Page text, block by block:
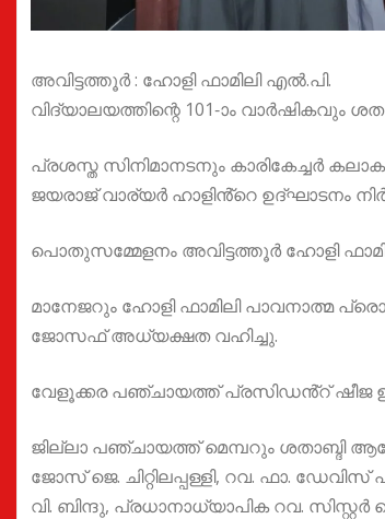
അവിട്ടത്തൂർ : ഹോളി ഫാമിലി എൽ.പി.
വിദ്യാലയത്തിന്റെ 101-ാം വാർഷികവും
പ്രശസ്ത സിനിമാനടനും കാരികേച്ചർ
ജയരാജ് വാര്യർ ഹാളിൻ്റെ ഉദ്ഘാടനം
പൊതുസമ്മേളനം അവിട്ടത്തൂർ ഹോളി
മാനേജറും ഹോളി ഫാമിലി പാവനാത്മ
ജോസഫ് അധ്യക്ഷത വഹിച്ചു.
വേളൂക്കര പഞ്ചായത്ത് പ്രസിഡൻ്റ് ഷീജ
ജില്ലാ പഞ്ചായത്ത് മെമ്പറും ശതാബ്ദി
ജോസ് ജെ. ചിറ്റിലപ്പള്ളി, റവ. ഫാ.
വി. ബിന്ദു, പ്രധാനാധ്യാപിക റവ.